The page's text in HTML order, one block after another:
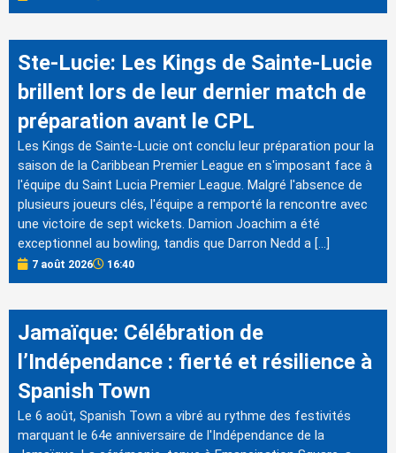
Ste-Lucie: Les Kings de Sainte-Lucie
brillent lors de leur dernier match de
préparation avant le CPL
Les Kings de Sainte-Lucie ont conclu leur préparation pour la
saison de la Caribbean Premier League en s'imposant face à
l'équipe du Saint Lucia Premier League. Malgré l'absence de
plusieurs joueurs clés, l'équipe a remporté la rencontre avec
une victoire de sept wickets. Damion Joachim a été
exceptionnel au bowling, tandis que Darron Nedd a […]
7 août 2026 16:40
Jamaïque: Célébration de
l’Indépendance : fierté et résilience à
Spanish Town
Le 6 août, Spanish Town a vibré au rythme des festivités
marquant le 64e anniversaire de l'Indépendance de la